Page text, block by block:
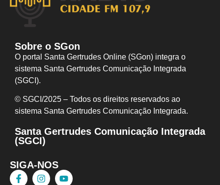
Sobre o SGon
O portal Santa Gertrudes Online (SGon) integra o
sistema Santa Gertrudes Comunicação Integrada
(SGCI).
© SGCI/2025 – Todos os direitos reservados ao
sistema Santa Gertrudes Comunicação I ntegrada.
Santa Gertrudes Comunicação Integrada
(SGCI)
SIGA-NOS